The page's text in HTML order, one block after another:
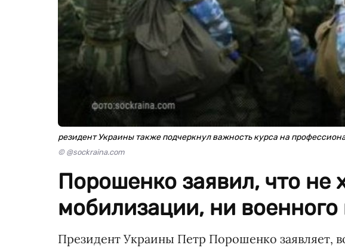
резидент Украины также подчеркнул важность курса на
© @sockraina.com
Порошенко заявил, что не
мобилизации, ни
Президент Украины Петр Порошенко заявляет,